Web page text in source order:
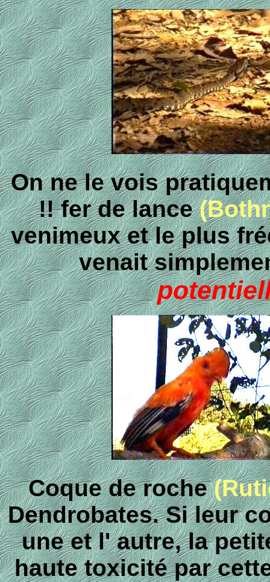
On ne le vois
!! fer de lance
venimeux et le plus
venait
Coque de roche
Dendrobates. Si leur
une et l' autre, la
haute toxicité par